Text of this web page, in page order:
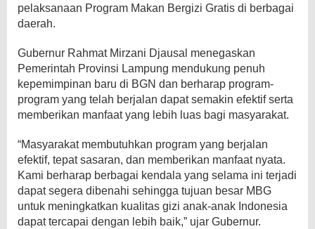
pelaksanaan Program Makan Bergizi Gratis di berbagai
daerah.
Gubernur Rahmat Mirzani Djausal menegaskan
Pemerintah Provinsi Lampung mendukung penuh
kepemimpinan baru di BGN dan berharap program-
program yang telah berjalan dapat semakin efektif serta
memberikan manfaat yang lebih luas bagi masyarakat.
“Masyarakat membutuhkan program yang berjalan
efektif, tepat sasaran, dan memberikan manfaat nyata.
Kami berharap berbagai kendala yang selama ini terjadi
dapat segera dibenahi sehingga tujuan besar MBG
untuk meningkatkan kualitas gizi anak-anak Indonesia
dapat tercapai dengan lebih baik,” ujar Gubernur.